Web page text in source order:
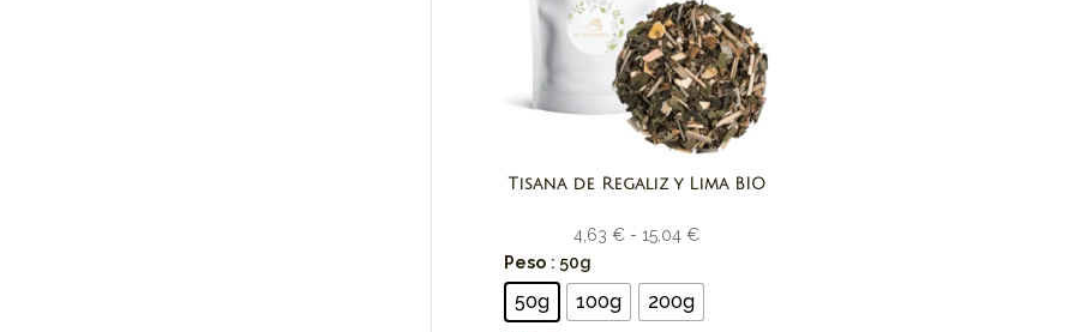
Tisana de Regaliz y Lima BIO
4,63 € - 15,04 €Rango
precios:
desde
Peso : 50g
50g 100g 200g